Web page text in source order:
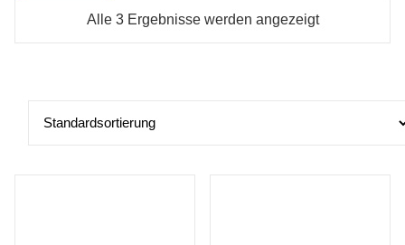
Alle 3 Ergebnisse werden angezeigt